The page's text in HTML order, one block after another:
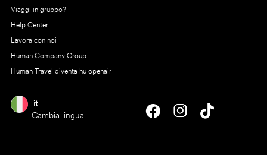
it
Cambia lingua
Viaggi in gruppo?
Help Center
Lavora con noi
Human Company Group
Human Travel diventa hu openair